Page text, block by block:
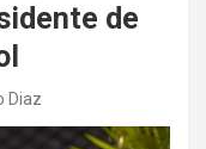
de
Diaz